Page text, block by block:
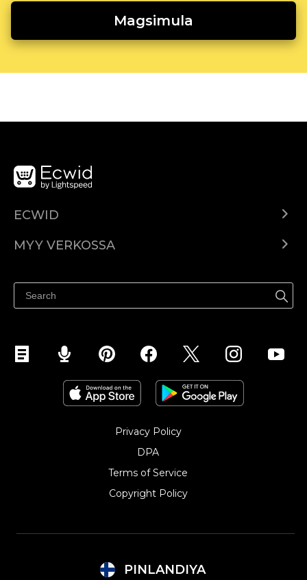
Magsimula
ECWID
Hinnoittelu
MYY VERKOSSA
Myy Facebookissa
Myy Instagramissa
Privacy Policy
DPA
Terms of Service
Copyright Policy‎
PINLANDIYA